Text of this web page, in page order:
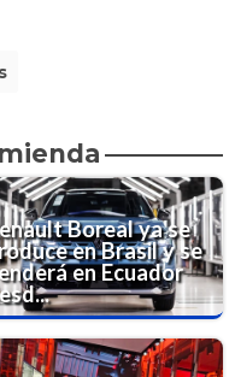
Boreal ya se
en Brasil y se
en Ecuador